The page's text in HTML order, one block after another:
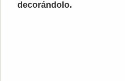
decorándolo.